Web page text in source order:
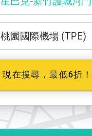
星巴克-新竹護城河
桃園國際機場 (TPE)
現在搜尋，最低6折